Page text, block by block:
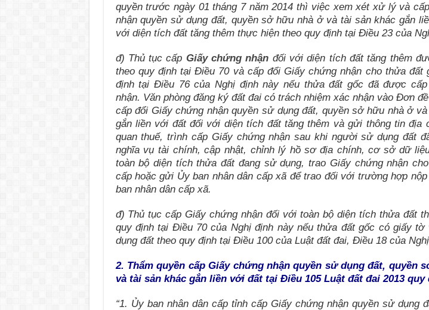
quyền trước ngày 01 tháng 7 năm 2014 thì việc xem xét xử lý và
nhận quyền sử dụng đất, quyền sở hữu nhà ở và tài sản khác gắn
với diện tích đất tăng thêm thực hiện theo quy định tại Điều 23 của
đ) Thủ tục cấp Giấy chứng nhận đối với diện tích đất tăng thêm
theo quy định tại Điều 70 và cấp đổi Giấy chứng nhận cho thửa đất
định tại Điều 76 của Nghị định này nếu thửa đất gốc đã được
nhận. Văn phòng đăng ký đất đai có trách nhiệm xác nhận vào Đơn
cấp đổi Giấy chứng nhận quyền sử dụng đất, quyền sở hữu nhà ở
gắn liền với đất đối với diện tích đất tăng thêm và gửi thông tin địa
quan thuế, trình cấp Giấy chứng nhận sau khi người sử dụng đất
nghĩa vụ tài chính, cập nhật, chỉnh lý hồ sơ địa chính, cơ sở dữ
toàn bộ diện tích thửa đất đang sử dụng, trao Giấy chứng nhận
cấp hoặc gửi Ủy ban nhân dân cấp xã để trao đối với trường hợp
ban nhân dân cấp xã.
đ) Thủ tục cấp Giấy chứng nhận đối với toàn bộ diện tích thửa đất
quy định tại Điều 70 của Nghị định này nếu thửa đất gốc có giấy tờ
dụng đất theo quy định tại Điều 100 của Luật đất đai, Điều 18 của
2. Thẩm quyền cấp Giấy chứng nhận quyền sử dụng đất, quyền
và tài sản khác gắn liền với đấttại Điều 105 Luật đất đai 2013 quy
“1. Ủy ban nhân dân cấp tỉnh cấp Giấy chứng nhận quyền sử dụng